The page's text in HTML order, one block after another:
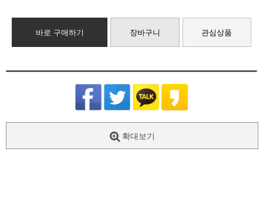
바로 구매하기 장바구니 관심상품
확대보기